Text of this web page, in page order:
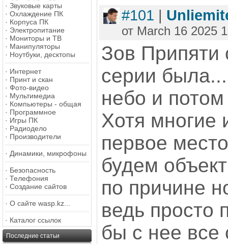
· Звуковые карты
· Охлаждение ПК
· Корпуса ПК
· Электропитание
· Мониторы и ТВ
· Манипуляторы
· Ноутбуки, десктопы
· Интернет
· Принт и скан
· Фото-видео
· Мультимедиа
· Компьютеры - общая
· Программное
· Игры ПК
· Радиодело
· Производители
· Динамики, микрофоны
· Безопасность
· Телефония
· Создание сайтов
· О сайте wasp.kz...
· Каталог ссылок
Последние статьи
#101 |
от March 16 2025
Зов Припяти
серии
небо и
Хотя многие
первое
будем
по причине
ведь просто
бы с нее все